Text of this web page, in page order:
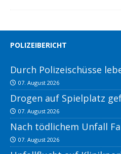
POLIZEIBERICHT
Durch Polizeischüsse
07. August 2026
Drogen auf Spielplatz
07. August 2026
Nach tödlichem Unfall
07. August 2026